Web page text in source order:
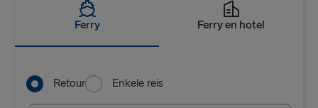
Ferry Ferry en hotel
Retour Enkele reis